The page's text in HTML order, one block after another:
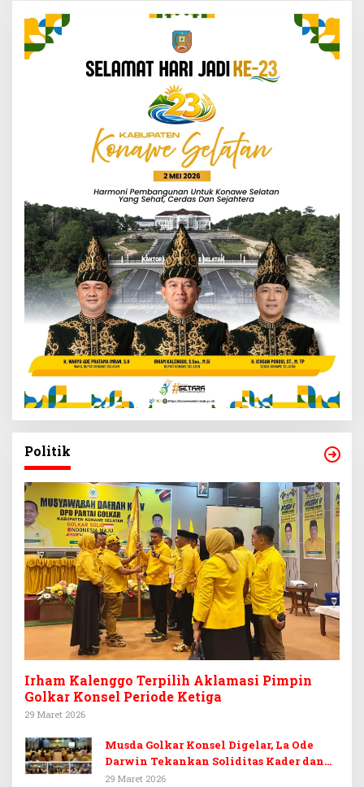
Politik
Irham Kalenggo Terpilih Aklamasi Pimpin
Golkar Konsel Periode Ketiga
29 Maret 2026
Musda Golkar Konsel Digelar, La Ode
Darwin Tekankan Soliditas Kader dan
Target 14 Kursi DPRD Konawe Selatan
29 Maret 2026